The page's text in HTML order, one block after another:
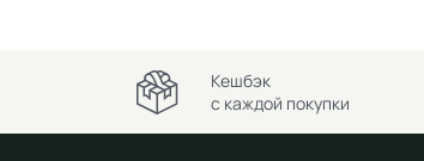
Кешбэк
с каждой покупки